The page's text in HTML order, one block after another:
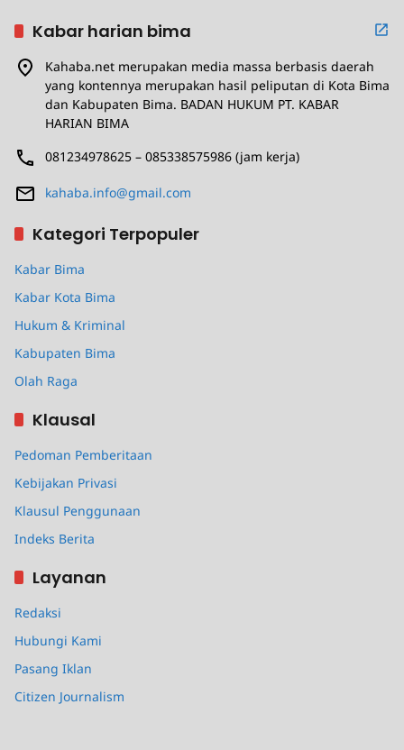
Kabar harian bima
Kahaba.net merupakan media massa berbasis daerah
yang kontennya merupakan hasil peliputan di Kota Bima
dan Kabupaten Bima. BADAN HUKUM PT. KABAR
HARIAN BIMA
081234978625 – 085338575986 (jam kerja)
kahaba.info@gmail.com
Kategori Terpopuler
Kabar Bima
Kabar Kota Bima
Hukum & Kriminal
Kabupaten Bima
Olah Raga
Klausal
Pedoman Pemberitaan
Kebijakan Privasi
Klausul Penggunaan
Indeks Berita
Layanan
Redaksi
Hubungi Kami
Pasang Iklan
Citizen Journalism